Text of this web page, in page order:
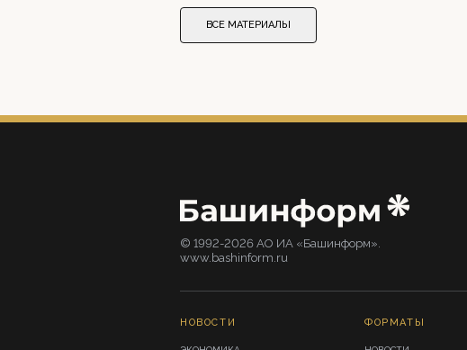
ВСЕ МАТЕРИАЛЫ
© 1992-2026 АО ИА «Башинформ».
www.bashinform.ru
НОВОСТИ ФОРМАТЫ